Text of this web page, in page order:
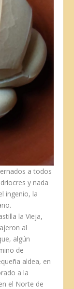
a todos
y nada
ingenio, la
la Vieja,
al
algún
de
aldea, en
a la
el Norte de